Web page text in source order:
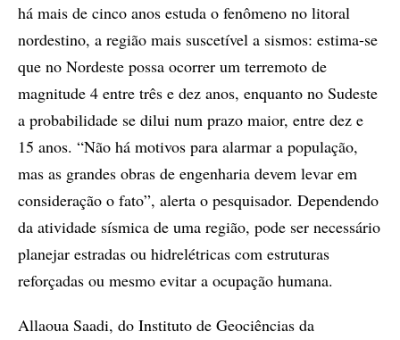
há mais de cinco anos estuda o fenômeno no litoral
nordestino, a região mais suscetível a sismos: estima-se
que no Nordeste possa ocorrer um terremoto de
magnitude 4 entre três e dez anos, enquanto no Sudeste
a probabilidade se dilui num prazo maior, entre dez e
15 anos. “Não há motivos para alarmar a população,
mas as grandes obras de engenharia devem levar em
consideração o fato”, alerta o pesquisador. Dependendo
da atividade sísmica de uma região, pode ser necessário
planejar estradas ou hidrelétricas com estruturas
reforçadas ou mesmo evitar a ocupação humana.
Allaoua Saadi, do Instituto de Geociências da